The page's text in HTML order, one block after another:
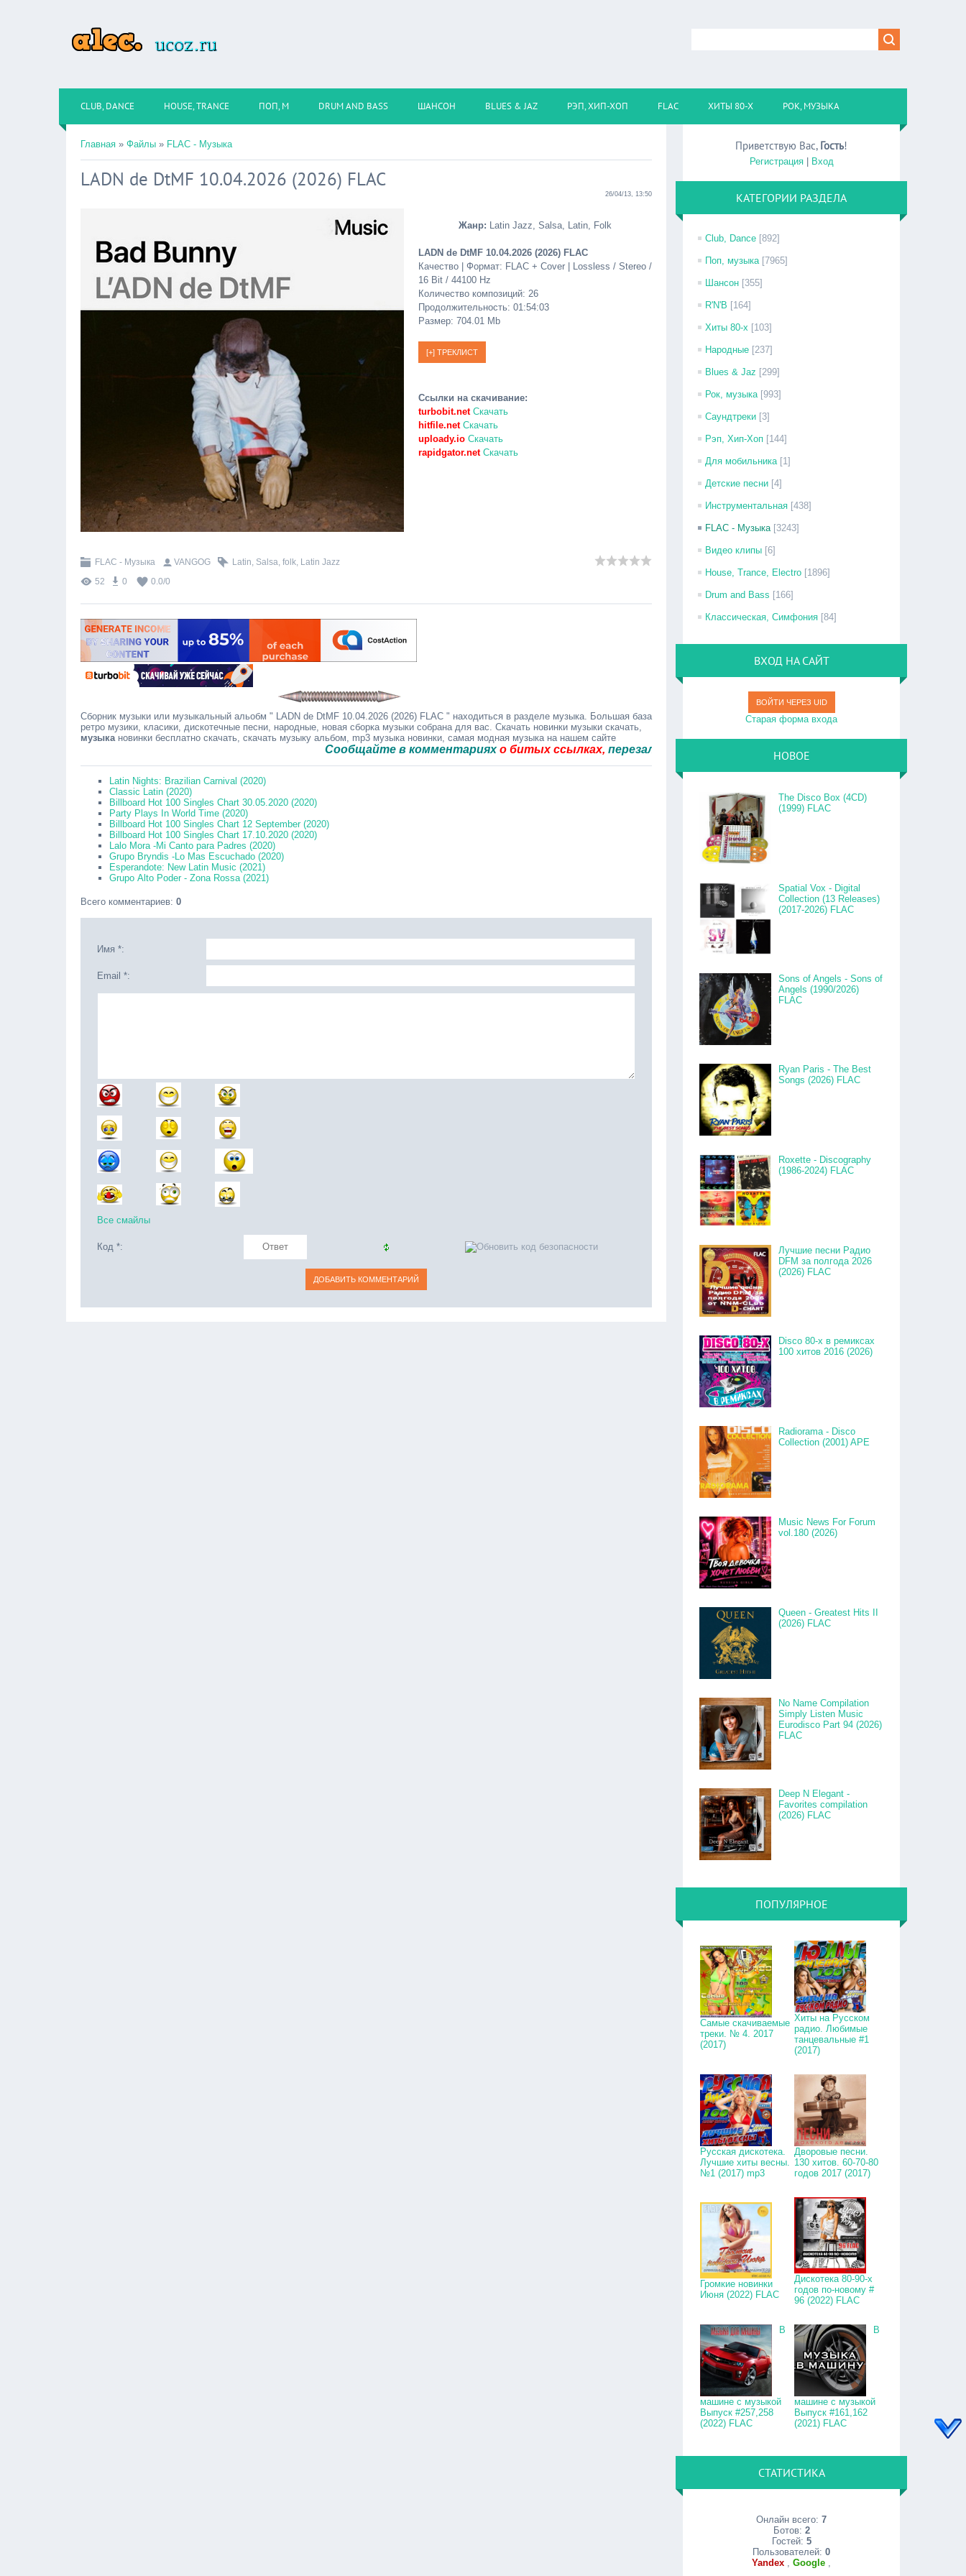
CLUB, DANCE HOUSE, TRANCE ПОП, М DRUM AND BASS ШАНСОН BLUES & JAZ РЭП, ХИП-ХОП FLAC ХИТЫ 80-Х РОК, МУЗЫКА
Главная » Файлы » FLAC - Музыка
LADN de DtMF 10.04.2026 (2026) FLAC
26/04/13, 13:50
Жанр: Latin Jazz, Salsa, Latin, Folk
LADN de DtMF 10.04.2026 (2026) FLAC
Качество | Формат: FLAC + Cover | Lossless / Stereo /
16 Bit / 44100 Hz
Количество композиций: 26
Продолжительность: 01:54:03
Размер: 704.01 Mb
Ссылки на скачивание:
turbobit.netСкачать
hitfile.netСкачать
uploady.io Скачать
rapidgator.netСкачать
FLAC - Музыка VANGOG Latin, Salsa, folk, Latin Jazz
52
0 0.0/0
Сборник музыки или музыкальный альобм " LADN de DtMF 10.04.2026 (2026) FLAC " находиться в разделе музыка. Большая база
ретро музики, класики, дискотечные песни, народные, новая сборка музыки собрана для вас. Скачать новинки музыки скачать,
музыкановинки бесплатно скачать, скачать музыку альбом, mp3 музыка новинки, самая модная музыка на нашем сайте
Сообщайте в комментарияхо битых ссылках,перезальём быстро.
Latin Nights: Brazilian Carnival (2020)
Classic Latin (2020)
Billboard Hot 100 Singles Chart 30.05.2020 (2020)
Party Plays In World Time (2020)
Billboard Hot 100 Singles Chart 12 September (2020)
Billboard Hot 100 Singles Chart 17.10.2020 (2020)
Lalo Mora -Mi Canto para Padres (2020)
Gruро Bryndis -Lo Mas Escuchado (2020)
Esperandote: New Latin Music (2021)
Gruро Altо Pоdеr - Zona Rossa (2021)
Всего комментариев: 0
Имя *:
Email *:
Все смайлы
Код *:
Приветствую Вас, Гость!
Регистрация| Вход
КАТЕГОРИИ РАЗДЕЛА
Club, Dance [892]
Поп, музыка [7965]
Шансон [355]
R'N'B [164]
Хиты 80-х [103]
Народные [237]
Blues & Jaz [299]
Рок, музыка [993]
Саундтреки [3]
Рэп, Хип-Хоп [144]
Для мобильника [1]
Детские песни [4]
Инструментальная [438]
FLAC - Музыка [3243]
Видео клипы [6]
House, Trance, Electro [1896]
Drum and Bass [166]
Классическая, Симфония [84]
ВХОД НА САЙТ
ВОЙТИ ЧЕРЕЗ UID
Старая форма входа
НОВОЕ
The Disco Box (4CD)
(1999) FLAC
Spatial Vox - Digital
Collection (13 Releases)
(2017-2026) FLAC
Sons of Angels - Sons of
Angels (1990/2026)
FLAC
Ryan Paris - The Best
Songs (2026) FLAC
Roxette - Discography
(1986-2024) FLAC
Лучшие песни Радио
DFM за полгода 2026
(2026) FLAC
Disco 80-x в ремиксах
100 хитов 2016 (2026)
Radiorama - Disco
Collection (2001) APE
Music News For Forum
vol.180 (2026)
Queen - Greatest Hits II
(2026) FLAC
No Name Compilation
Simply Listen Music
Eurodisco Part 94 (2026)
FLAC
Deep N Elegant -
Favorites compilation
(2026) FLAC
ПОПУЛЯРНОЕ
Самые скачиваемые
треки. № 4. 2017
(2017)
Хиты на Русском
радио. Любимые
танцевальные #1
(2017)
Русская дискотека.
Лучшие хиты весны.
№1 (2017) mp3
Дворовые песни.
130 хитов. 60-70-80
годов 2017 (2017)
Громкие новинки
Июня (2022) FLAC
Дискотека 80-90-х
годов по-новому #
96 (2022) FLAC
В
машине с музыкой
Выпуск #257,258
(2022) FLAC
В
машине с музыкой
Выпуск #161,162
(2021) FLAC
СТАТИСТИКА
Онлайн всего:7
Ботов: 2
Гостей: 5
Пользователей:0
Yandex ,Google ,